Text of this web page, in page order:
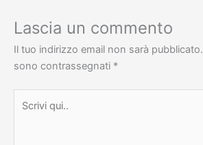
Lascia un commento
Il tuo indirizzo email non sarà pubblicato.
sono contrassegnati *
qui..